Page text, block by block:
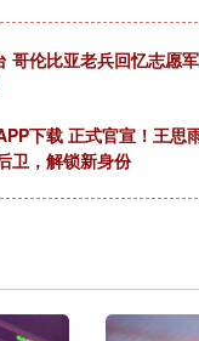
哥伦比亚老兵回忆志愿
下载 正式官宣！王思
卫，解锁新身份